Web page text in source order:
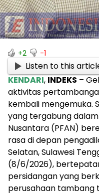
+2 -1
Listen to this
KENDARI, INDEKS –
aktivitas
kembali mengemuka.
yang tergabung
Nusantara (PFAN)
rasa di depan
Selatan, Sulawesi
(8/6/2026),
persidangan yang
perusahaan tambang